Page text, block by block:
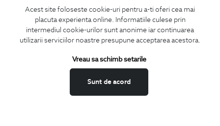
Acest site foloseste cookie-uri pentru a-ti oferi cea mai
placuta experienta online. Informatiile culese prin
intermediul cookie-urilor sunt anonime iar continuarea
utilizarii serviciilor noastre presupune acceptarea acestora.
Sunt de acord
Vreau sa schimb setarile
CONCIERGE
Termeni si conditii
Schimburi si retur
Feedback site
ANPC
SOL